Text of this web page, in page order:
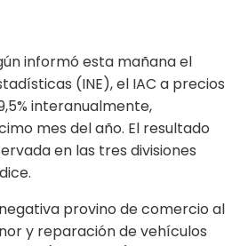
informó esta mañana el
(INE), el IAC a precios
interanualmente,
mes del año. El resultado
en las tres divisiones
provino de comercio al
y reparación de vehículos